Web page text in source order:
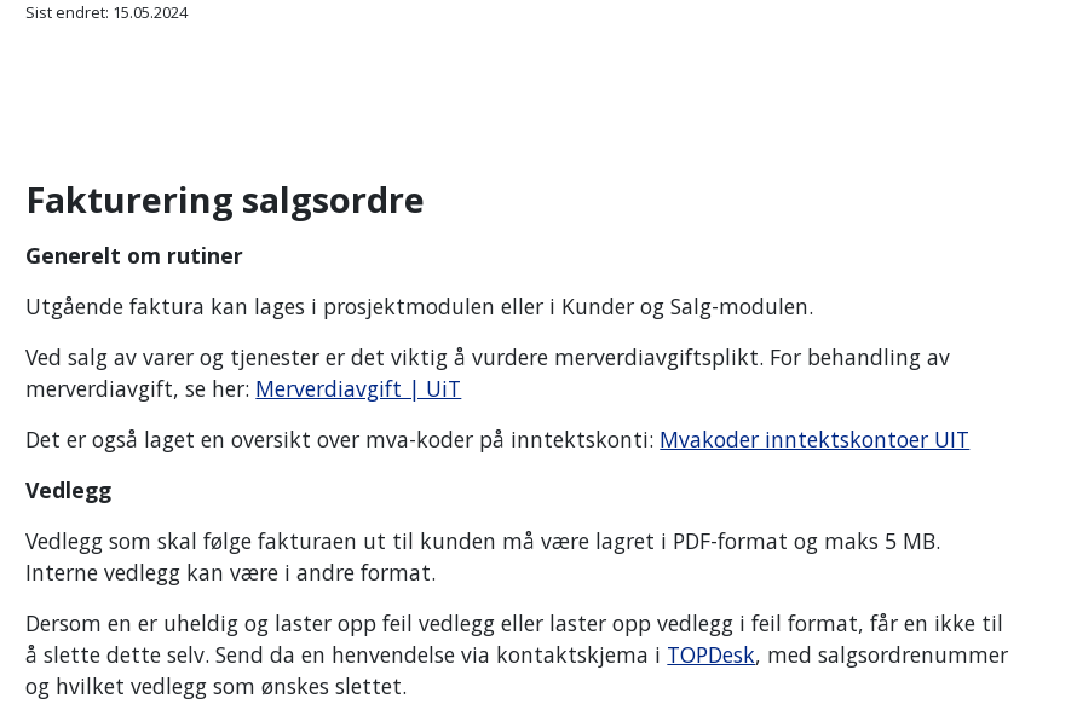
Sist endret: 15.05.2024
Fakturering salgsordre
Generelt om rutiner
Utgående faktura kan lages i prosjektmodulen eller i Kunder og Salg-modulen.
Ved salg av varer og tjenester er det viktig å vurdere merverdiavgiftsplikt. For behandling av
merverdiavgift, se her: Merverdiavgift | UiT
Det er også laget en oversikt over mva-koder på inntektskonti: Mvakoder inntektskontoer UIT
Vedlegg
Vedlegg som skal følge fakturaen ut til kunden må være lagret i PDF-format og maks 5 MB.
Interne vedlegg kan være i andre format.
Dersom en er uheldig og laster opp feil vedlegg eller laster opp vedlegg i feil format, får en ikke til
å slette dette selv. Send da en henvendelse via kontaktskjema i TOPDesk, med salgsordrenummer
og hvilket vedlegg som ønskes slettet.